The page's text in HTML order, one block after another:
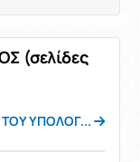
(σελίδες
ΤΟΥ ΥΠΟΛΟΓ...